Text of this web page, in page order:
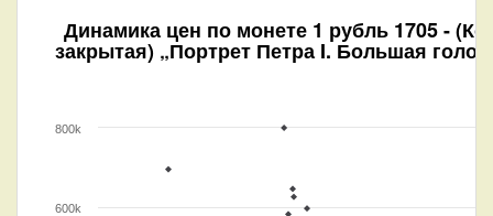
Динамика цен по монете 1 рубль 1705 -
закрытая) „Портрет Петра I. Большая
600k
800k